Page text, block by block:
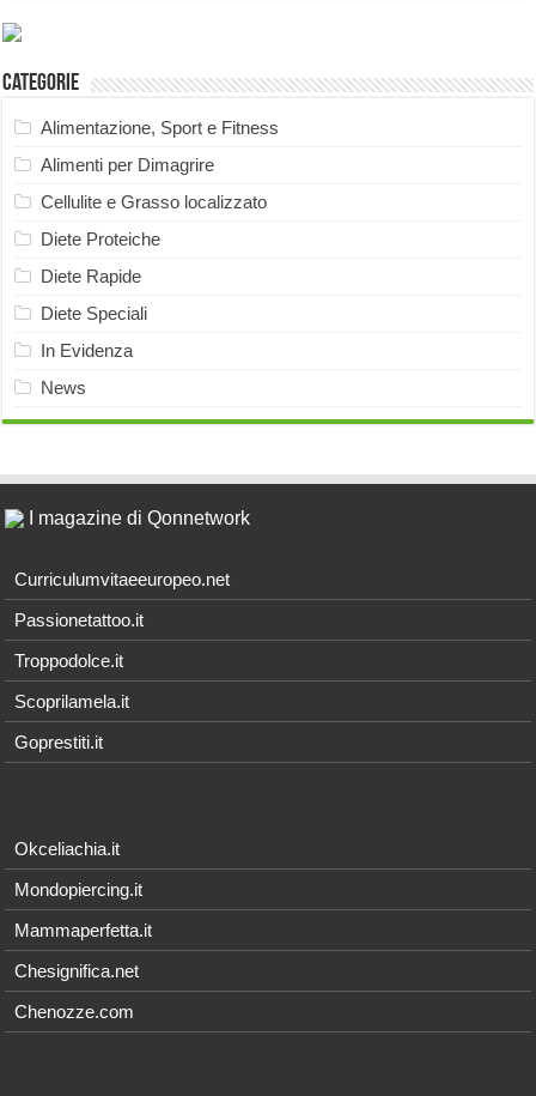
Categorie
Alimentazione, Sport e Fitness
Alimenti per Dimagrire
Cellulite e Grasso localizzato
Diete Proteiche
Diete Rapide
Diete Speciali
In Evidenza
News
I magazine di Qonnetwork
Curriculumvitaeeuropeo.net
Passionetattoo.it
Troppodolce.it
Scoprilamela.it
Goprestiti.it
Okceliachia.it
Mondopiercing.it
Mammaperfetta.it
Chesignifica.net
Chenozze.com